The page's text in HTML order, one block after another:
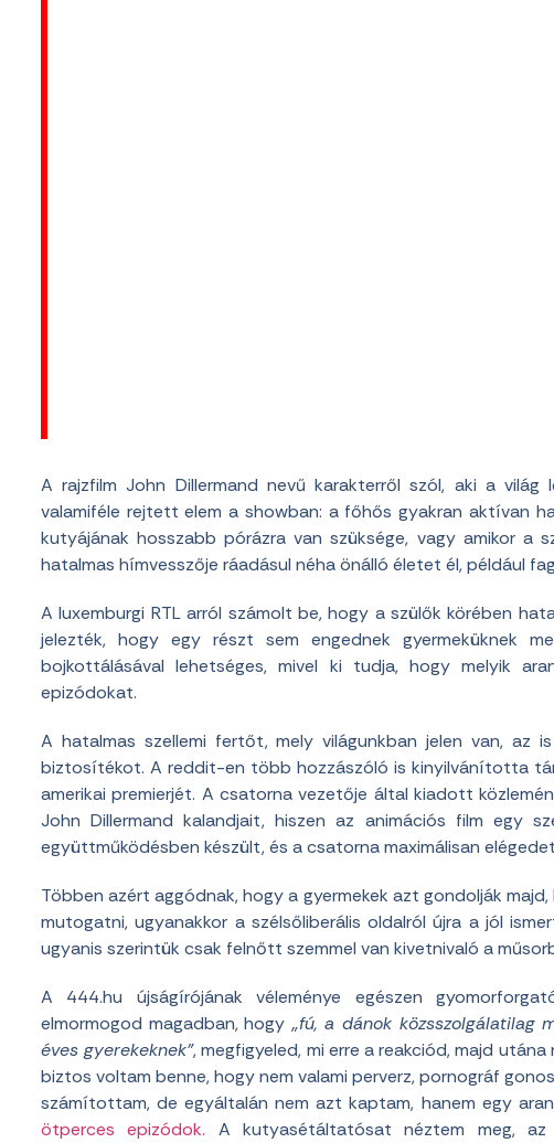
A rajzfilm John Dillermand nevű karakterről szól, aki a világ
valamiféle rejtett elem a showban: a főhős gyakran aktívan
kutyájának hosszabb pórázra van szüksége, vagy amikor a
hatalmas hímvesszője ráadásul néha önálló életet él, például
A luxemburgi RTL arról számolt be, hogy a szülők körében
jelezték, hogy egy részt sem engednek gyermeküknek
bojkottálásával lehetséges, mivel ki tudja, hogy melyik
epizódokat.
A hatalmas szellemi fertőt, mely világunkban jelen van, az
biztosítékot. A reddit-en több hozzászóló is kinyilvánította
amerikai premierjét. A csatorna vezetője által kiadott
John Dillermand kalandjait, hiszen az animációs film egy
együttműködésben készült, és a csatorna maximálisan
Többen azért aggódnak, hogy a gyermekek azt gondolják
mutogatni, ugyanakkor a szélsőliberális oldalról újra a jól
ugyanis szerintük csak felnőtt szemmel van kivetnivaló a
A 444.hu újságírójának véleménye egészen
elmormogod magadban, hogy „fú, a dánok
éves gyerekeknek”, megfigyeled, mi erre a reakciód, majd
biztos voltam benne, hogy nem valami perverz, pornográf
számítottam, de egyáltalán nem azt kaptam, hanem egy
ötperces epizódok. A kutyasétáltatósat néztem meg,